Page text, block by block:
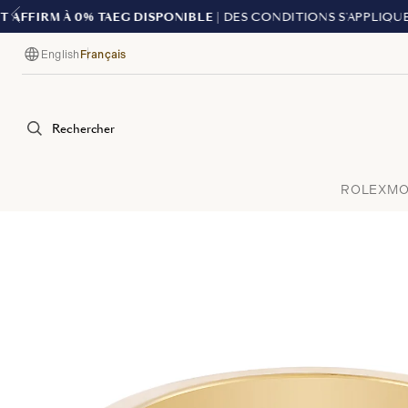
Langue
English Français
Rechercher
ROLEX